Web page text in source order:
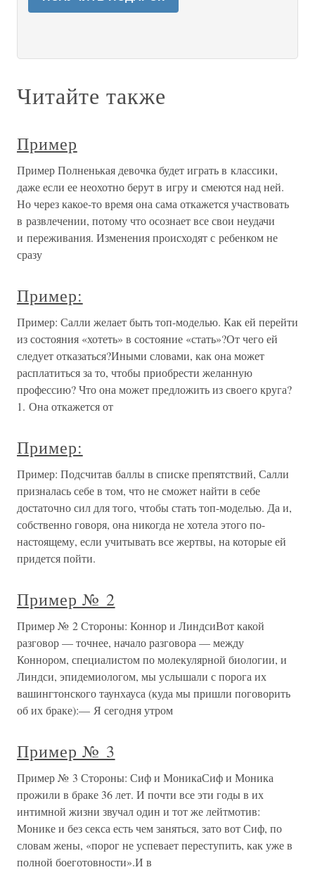
Читайте также
Пример
Пример Полненькая девочка будет играть в классики,
даже если ее неохотно берут в игру и смеются над ней.
Но через какое-то время она сама откажется участвовать
в развлечении, потому что осознает все свои неудачи
и переживания. Изменения происходят с ребенком не
сразу
Пример:
Пример: Салли желает быть топ-моделью. Как ей перейти
из состояния «хотеть» в состояние «стать»?От чего ей
следует отказаться?Иными словами, как она может
расплатиться за то, чтобы приобрести желанную
профессию? Что она может предложить из своего круга?
1. Она откажется от
Пример:
Пример: Подсчитав баллы в списке препятствий, Салли
призналась себе в том, что не сможет найти в себе
достаточно сил для того, чтобы стать топ-моделью. Да и,
собственно говоря, она никогда не хотела этого по-
настоящему, если учитывать все жертвы, на которые ей
придется пойти.
Пример № 2
Пример № 2 Стороны: Коннор и ЛиндсиВот какой
разговор — точнее, начало разговора — между
Коннором, специалистом по молекулярной биологии, и
Линдси, эпидемиологом, мы услышали с порога их
вашингтонского таунхауса (куда мы пришли поговорить
об их браке):— Я сегодня утром
Пример № 3
Пример № 3 Стороны: Сиф и МоникаСиф и Моника
прожили в браке 36 лет. И почти все эти годы в их
интимной жизни звучал один и тот же лейтмотив:
Монике и без секса есть чем заняться, зато вот Сиф, по
словам жены, «порог не успевает переступить, как уже в
полной боеготовности».И в